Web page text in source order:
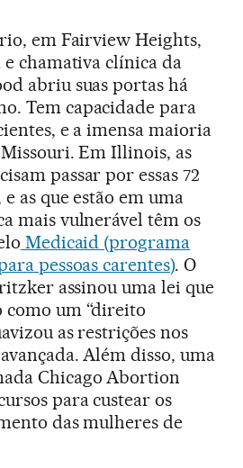
em Fairview Heights,
chamativa clínica da
abriu suas portas há
Tem capacidade para
e a imensa maioria
Em Illinois, as
passar por essas 72
as que estão em uma
mais vulnerável têm os
Medicaid (programa
pessoas carentes). O
assinou uma lei que
como um “direito
as restrições nos
Além disso, uma
Chicago Abortion
para custear os
das mulheres de